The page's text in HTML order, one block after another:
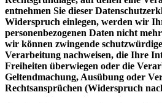
entnehmen Sie dieser
Widerspruch einlegen, werden wir
personenbezogenen Daten nicht
wir können zwingende
Verarbeitung nachweisen, die Ihre
Freiheiten überwiegen oder die
Geltendmachung, Ausübung oder
Rechtsansprüchen (Widerspruch